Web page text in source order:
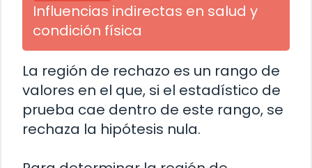
Influencias indirectas en salud y
condición física
La región de rechazo es un rango de
valores en el que, si el estadístico de
prueba cae dentro de este rango, se
rechaza la hipótesis nula.